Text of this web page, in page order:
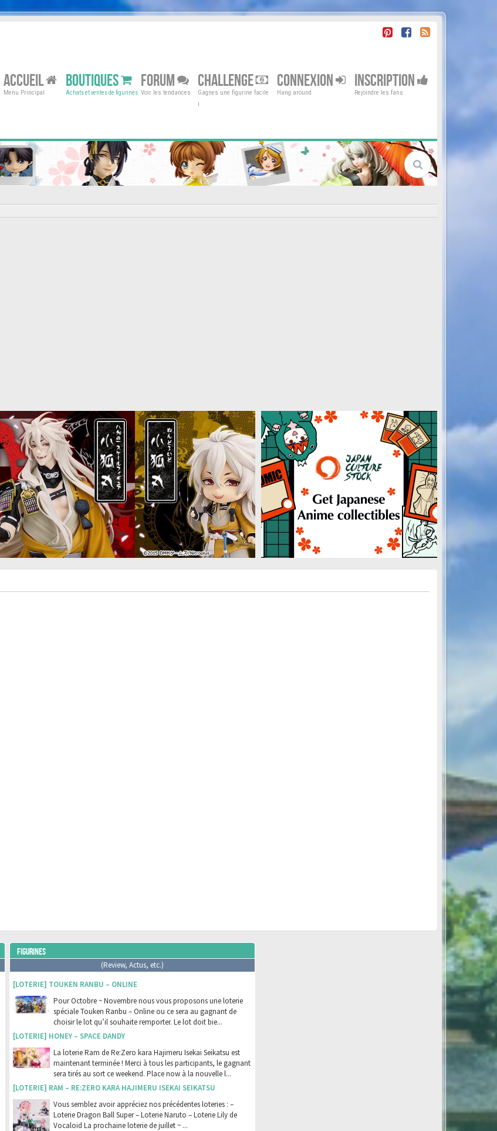
ACCUEIL
Menu Principal
BOUTIQUES
Achats et ventes de figurines
FORUM
Voir les tendances
CHALLENGE
Gagnes une figurine facile
!
CONNEXION
Hang around
INSCRIPTION
Rejoindre les fans
FIGURINES
(Review, Actus, etc.)
[LOTERIE] TOUKEN RANBU – ONLINE
Pour Octobre ~ Novembre nous vous proposons une loterie
spéciale Touken Ranbu – Online ou ce sera au gagnant de
choisir le lot qu’il souhaite remporter. Le lot doit bie...
[LOTERIE] HONEY – SPACE DANDY
La loterie Ram de Re:Zero kara Hajimeru Isekai Seikatsu est
maintenant terminée ! Merci à tous les participants, le gagnant
sera tirés au sort ce weekend. Place now à la nouvelle l...
[LOTERIE] RAM – RE:ZERO KARA HAJIMERU ISEKAI SEIKATSU
Vous semblez avoir appréciez nos précédentes loteries : –
Loterie Dragon Ball Super – Loterie Naruto – Loterie Lily de
Vocaloid La prochaine loterie de juillet ~ ...